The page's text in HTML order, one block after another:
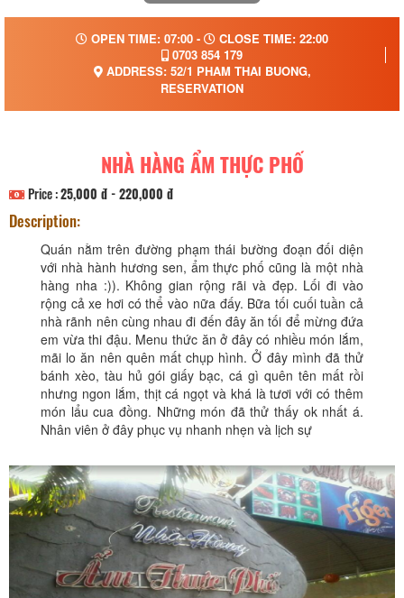
OPEN TIME: 07:00 -
CLOSE TIME: 22:00
0703 854 179
ADDRESS: 52/1 PHAM THAI BUONG,
RESERVATION
NHÀ HÀNG ẨM THỰC PHỐ
Price :25,000 đ - 220,000 đ
Description:
Quán nằm trên đường phạm thái bường đoạn đối diện
với nhà hành hương sen, ẩm thực phố cũng là một nhà
hàng nha :)). Không gian rộng rãi và đẹp. Lối đi vào
rộng cả xe hơi có thể vào nữa đấy. Bữa tối cuối tuần cả
nhà rãnh nên cùng nhau đi đến đây ăn tối để mừng đứa
em vừa thi đậu. Menu thức ăn ở đây có nhiều món lắm,
mãi lo ăn nên quên mất chụp hình. Ở đây mình đã thử
bánh xèo, tàu hủ gói giấy bạc, cá gì quên tên mất rồi
nhưng ngon lắm, thịt cá ngọt và khá là tươi với có thêm
món lẩu cua đồng. Những món đã thử thấy ok nhất á.
Nhân viên ở đây phục vụ nhanh nhẹn và lịch sự